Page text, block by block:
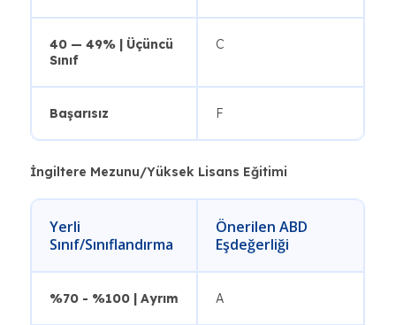
40 — 49% | Üçüncü
Sınıf
C
Başarısız F
İngiltere Mezunu/Yüksek Lisans Eğitimi
Yerli
Sınıf/Sınıflandırma
Önerilen ABD
Eşdeğerliği
%70 - %100 | Ayrım A